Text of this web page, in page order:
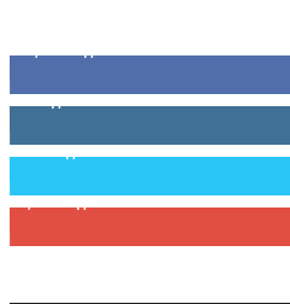
0 Підписників
234 Підписників
9,370 Підписників